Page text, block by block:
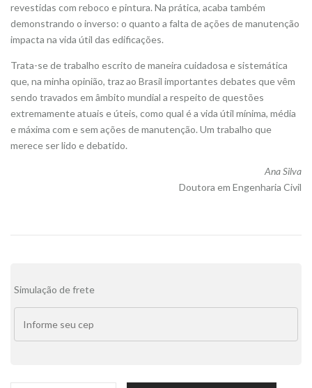
revestidas com reboco e pintura. Na prática, acaba também
demonstrando o inverso: o quanto a falta de ações de manutenção
impacta na vida útil das edificações.
Trata-se de trabalho escrito de maneira cuidadosa e sistemática
que, na minha opinião, traz ao Brasil importantes debates que vêm
sendo travados em âmbito mundial a respeito de questões
extremamente atuais e úteis, como qual é a vida útil mínima, média
e máxima com e sem ações de manutenção. Um trabalho que
merece ser lido e debatido.
Ana Silva
Doutora em Engenharia Civil
Simulação de frete